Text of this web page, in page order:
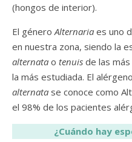
(hongos de interior).
El géneroAlternaria es uno
en nuestra zona, siendo la
alternata o tenuis de las
la más estudiada. El
alternata se conoce como
el 98% de los pacientes
¿Cuándo hay